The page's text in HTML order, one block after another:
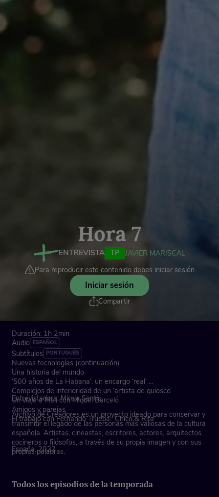
Hora 7
ENTREVISTA TP
JAVIER MARISCAL
Para reproducir este contenido debes iniciar sesión
Iniciar sesión
Compartir
Duración: 1h 2min
Audio ESPAÑOL
Subtítulos PORTUGUÉS
Nuevas tecnologías (continuación)
Una historia del mundo
‘500 años de La Habana’: un encargo ‘real’
Complejos de inferioridad de un ‘artista de quiosco’
Un viaje a Mali con Miquel Barceló
Amigos y parejas
El trabajo con Fernando Trueba: ‘Chico & Rita’
Entrevistadora: Mireia Sentís
Archivo de Creadores es un proyecto ideado para conservar y
transmitir el legado de las personas más valiosas de la cultura
española. Artistas, cineastas, escritores, actores, arquitectos,
cocineros o filósofos, a través de su propia imagen y con sus
propias palabras.
España, 2022
Todos los episodios de la temporada